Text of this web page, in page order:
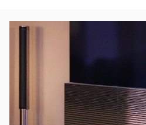
Image de l’événement